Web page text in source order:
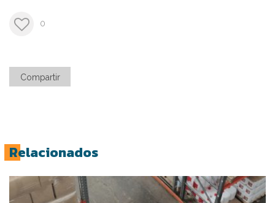
0
Compartir
Relacionados